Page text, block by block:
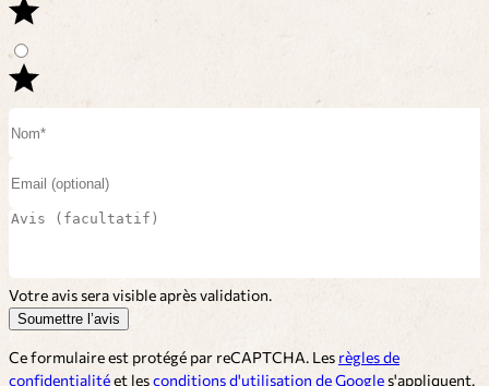
Votre avis sera visible après validation.
Soumettre l’avis
Ce formulaire est protégé par reCAPTCHA. Les règles de
confidentialitéet lesconditions d'utilisation de Google s'appliquent.